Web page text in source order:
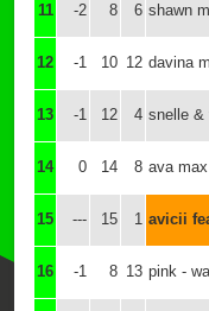
11 -2 8 6 shawn
12 -1 10 12 davina
13 -1 12 4 snelle &
14 0 14 8 ava
15 --- 15 1 avicii
16 -1 8 13 pink -